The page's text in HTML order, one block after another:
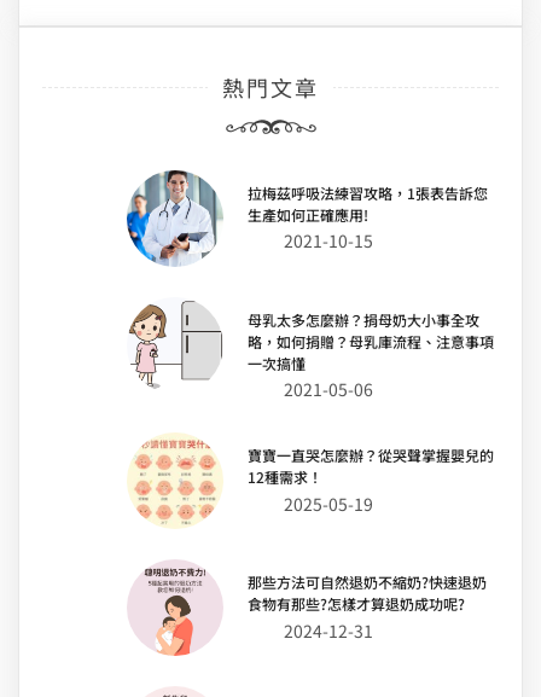
熱門文章
拉梅茲呼吸法練習攻略，1張表告訴您
生產如何正確應用!
2021-10-15
母乳太多怎麼辦？捐母奶大小事全攻
略，如何捐贈？母乳庫流程、注意事項
一次搞懂
2021-05-06
寶寶一直哭怎麼辦？從哭聲掌握嬰兒的
12種需求！
2025-05-19
那些方法可自然退奶不縮奶?快速退奶
食物有那些?怎樣才算退奶成功呢?
2024-12-31